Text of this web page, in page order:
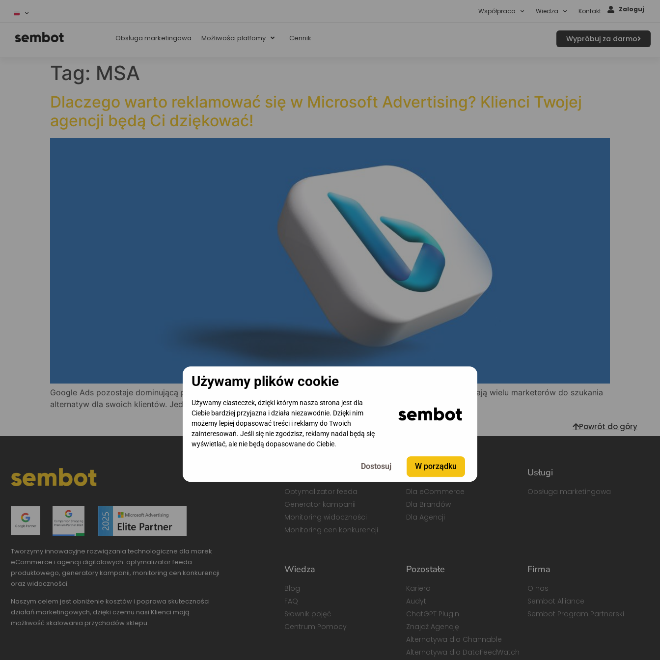
Używamy plików cookie
Używamy ciasteczek, dzięki którym nasza strona jest dla
Ciebie bardziej przyjazna i działa niezawodnie. Dzięki nim
możemy lepiej dopasować treści i reklamy do Twoich
zainteresowań. Jeśli się nie zgodzisz, reklamy nadal będą się
wyświetlać, ale nie będą dopasowane do Ciebie.
W porządku
Współpraca Wiedza Kontakt Zaloguj
Obsługa marketingowa Możliwości platfomy Cennik Wypróbuj za darmo
Tag: MSA
Dlaczego warto reklamować się w Microsoft Advertising? Klienci Twojej
agencji będą Ci dziękować!
Google Ads pozostaje dominującą platformą reklamową, jednak rosnąca konkurencja i wysokie koszty CPC skłaniają wielu marketerów do szukania
alternatyw dla swoich klientów. Jedną z obiecujących opcji jest Microsoft Advertising.
Powrót do góry
Tworzymy innowacyjne rozwiązania technologiczne dla marek
eCommerce i agencji digitalowych: optymalizator feeda
produktowego, generatory kampanii, monitoring cen konkurencji
oraz widoczności.
Naszym celem jest obniżenie kosztów i poprawa skuteczności
działań marketingowych, dzięki czemu nasi Klienci mają
możliwość skalowania przychodów sklepu.
Optymalizator feeda
Generator kampanii
Monitoring widoczności
Monitoring cen konkurencji
Dla kogo
Dla eCommerce
Dla Brandów
Dla Agencji
Usługi
Obsługa marketingowa
Wiedza
Blog
FAQ
Słownik pojęć
Centrum Pomocy
Pozostałe
Kariera
Audyt
ChatGPT Plugin
Znajdź Agencję
Alternatywa dla Channable
Alternatywa dla DataFeedWatch
Firma
O nas
Sembot Alliance
Sembot Program Partnerski